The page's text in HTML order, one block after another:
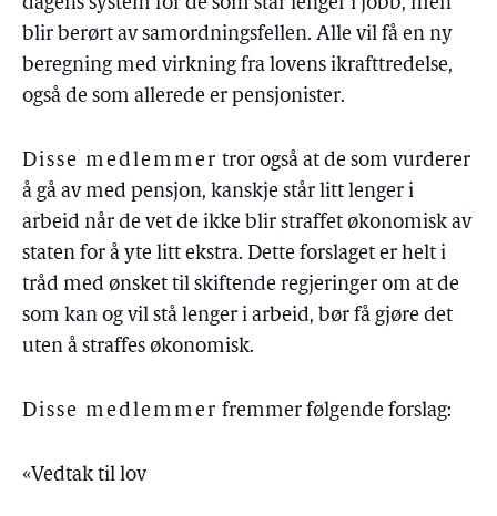
blir berørt av samordningsfellen. Alle vil få en ny
beregning med virkning fra lovens ikrafttredelse,
også de som allerede er pensjonister.
Disse medlemmer tror også at de som vurderer
å gå av med pensjon, kanskje står litt lenger i
arbeid når de vet de ikke blir straffet økonomisk av
staten for å yte litt ekstra. Dette forslaget er helt i
tråd med ønsket til skiftende regjeringer om at de
som kan og vil stå lenger i arbeid, bør få gjøre det
uten å straffes økonomisk.
Disse medlemmer fremmer følgende forslag:
«Vedtak til lov